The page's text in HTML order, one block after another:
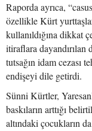
Raporda ayrıca,
özellikle Kürt
kullanıldığına dikkat
itiraflara dayandırılan
tutsağın idam cezası
endişeyi dile getirdi.
Sünni Kürtler,
baskıların arttığı
altındaki çocukların